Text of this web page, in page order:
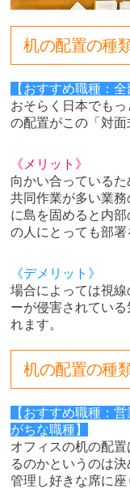
机の配置の種
【おすすめ職種：全
おそらく日本でも
の配置がこの「対面
《メリット》
向かい合っているた
共同作業が多い業
に島を固めると内
の人にとっても部署
《デメリット》
場合によっては視
ーが侵害されてい
れます。
机の配置の種
【おすすめ職種：
がちな職種】
オフィスの机の配
るのかというのは
管理し好きな席に座